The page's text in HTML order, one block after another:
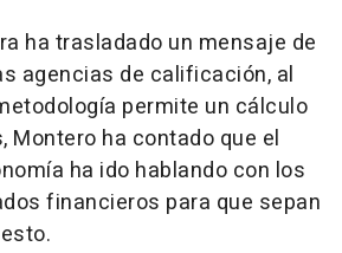
ha trasladado un mensaje de
agencias de calificación, al
permite un cálculo
Montero ha contado que el
ha ido hablando con los
financieros para que sepan